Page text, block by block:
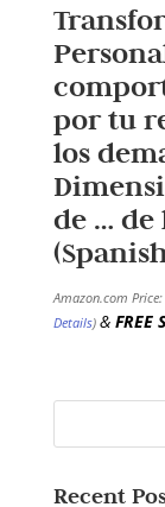
por tu
los
de … de
Amazon.com Price:
Details) & FREE
Recent